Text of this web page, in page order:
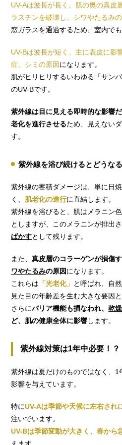
UV-Aは波長が長く、肌の奥の真皮
ラスチンを破壊し、シワやたるみ
窓ガラスを通過するため、室内で
UV-Bは波長が短く、主に表皮に影
症、シミの原因になります。
肌がヒリヒリするいわゆる「サン
のUV-Bです。
紫外線は目に見える即時的な影響
老化を進行させるため、見えない
す。
紫外線を浴び続けるとどうな
紫外線の蓄積ダメージは、単に日
く、 肌老化の進行に直結します。
紫外線を浴びると、肌はメラニン
としますが、このメラニンが排出
ばかすとして残ります。
また、真皮層のコラーゲンが損傷
ワやたるみの原因になります。
これらは 「光老化」 と呼ばれ、自
見た目の年齢差を生む大きな要因と
さらにバリア機能も損なわれ、乾燥
ど、肌の健康全体に影響します。
紫外線対策は1年中必要！？
紫外線は夏だけのものではなく、1
影響を与えています。
特にUV-Aは季節や天候に左右され
注いでいます。
UV-Bは季節変動が大きく、春から
えます。